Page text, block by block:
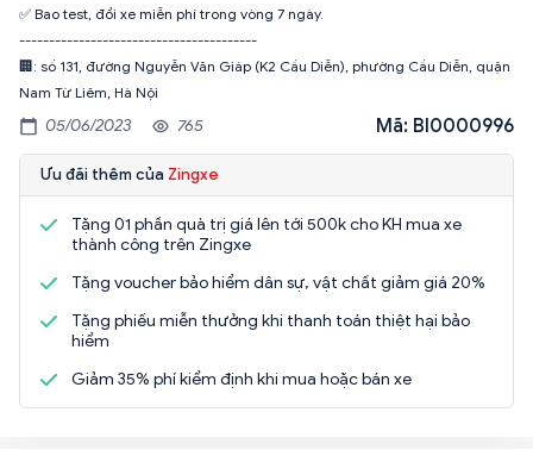
✅ Bao test, đổi xe miễn phí trong vòng 7 ngày.
----------------------------------------
🏢: số 131, đường Nguyễn Văn Giáp (K2 Cầu Diễn), phường Cầu Diễn, quận
Nam Từ Liêm, Hà Nội
05/06/2023 765 Mã: BI0000996
Ưu đãi thêm của Zingxe
Tặng 01 phần quà trị giá lên tới 500k cho KH mua xe
thành công trên Zingxe
Tặng voucher bảo hiểm dân sự, vật chất giảm giá 20%
Tặng phiếu miễn thưởng khi thanh toán thiệt hại bảo
hiểm
Giảm 35% phí kiểm định khi mua hoặc bán xe